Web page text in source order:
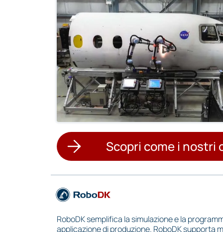
Scopri come i nostri
RoboDK semplifica la simulazione e la
applicazione di produzione. RoboDK supporta